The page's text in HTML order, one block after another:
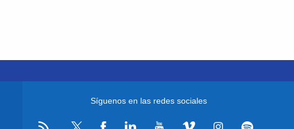
Síguenos en las redes sociales